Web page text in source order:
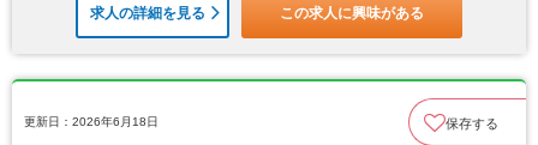
求人の詳細を見る この求人に興味がある
更新日：2026年6月18日 保存する